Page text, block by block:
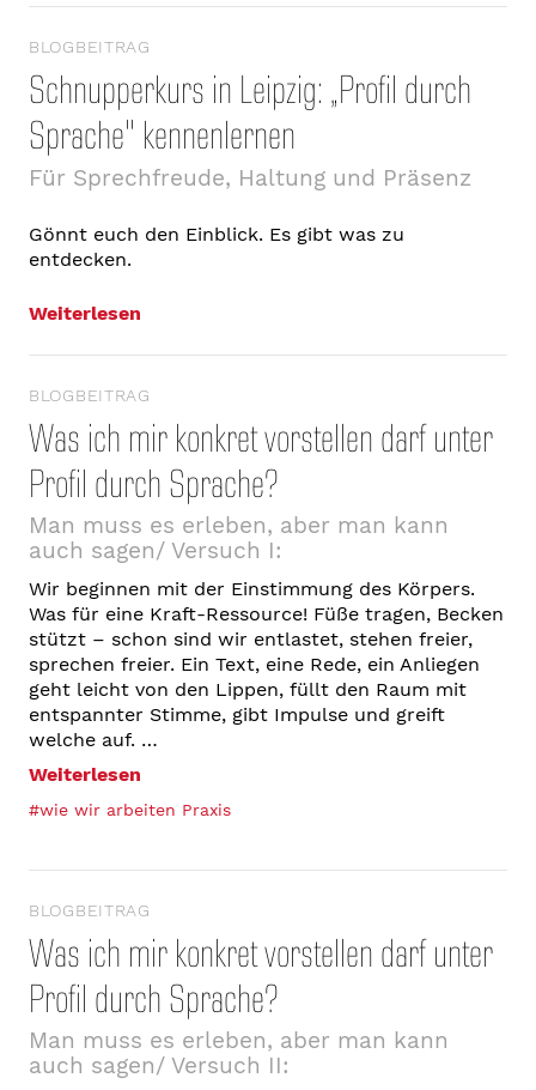
BLOGBEITRAG
Schnupperkurs in Leipzig: „Profil durch
Sprache" kennenlernen
Für Sprechfreude, Haltung und Präsenz
Gönnt euch den Einblick. Es gibt was zu
entdecken.
Weiterlesen
BLOGBEITRAG
Was ich mir konkret vorstellen darf unter
Profil durch Sprache?
Man muss es erleben, aber man kann
auch sagen/ Versuch I:
Wir beginnen mit der Einstimmung des Körpers.
Was für eine Kraft-Ressource! Füße tragen, Becken
stützt – schon sind wir entlastet, stehen freier,
sprechen freier. Ein Text, eine Rede, ein Anliegen
geht leicht von den Lippen, füllt den Raum mit
entspannter Stimme, gibt Impulse und greift
welche auf. …
Weiterlesen
#wie wir arbeiten Praxis
BLOGBEITRAG
Was ich mir konkret vorstellen darf unter
Profil durch Sprache?
Man muss es erleben, aber man kann
auch sagen/ Versuch II: